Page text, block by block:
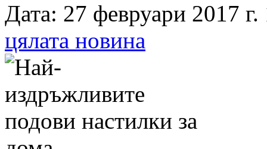
Дата: 27 февруари 2017
цялата новина